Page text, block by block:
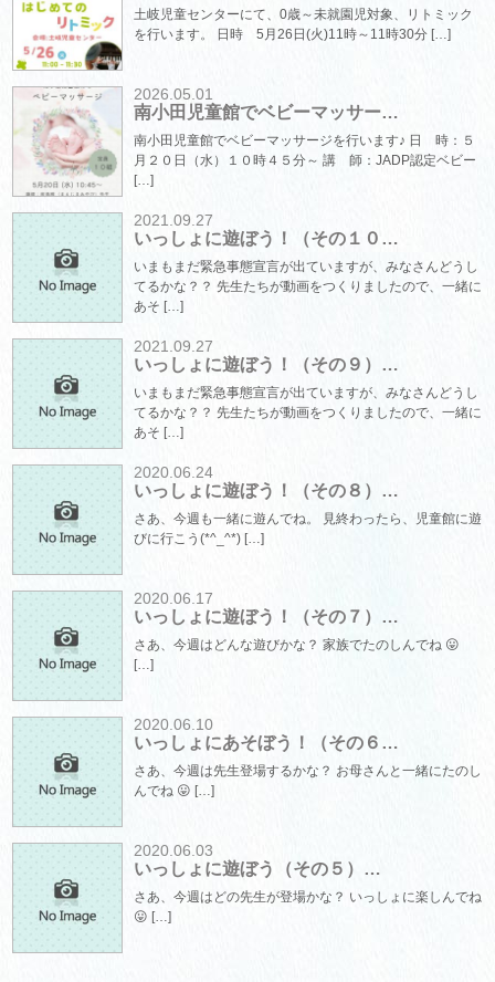
土岐児童センターにて、0歳～未就園児対象、リトミック
を行います。 日時 5月26日(火)11時～11時30分 […]
2026.05.01
南小田児童館でベビーマッサー…
南小田児童館でベビーマッサージを行います♪ 日 時：５
月２０日（水）１０時４５分～ 講 師：JADP認定ベビー
[…]
2021.09.27
いっしょに遊ぼう！（その１０…
いまもまだ緊急事態宣言が出ていますが、みなさんどうし
てるかな？？ 先生たちが動画をつくりましたので、一緒に
あそ […]
2021.09.27
いっしょに遊ぼう！（その９）…
いまもまだ緊急事態宣言が出ていますが、みなさんどうし
てるかな？？ 先生たちが動画をつくりましたので、一緒に
あそ […]
2020.06.24
いっしょに遊ぼう！（その８）…
さあ、今週も一緒に遊んでね。 見終わったら、児童館に遊
びに行こう(*^_^*) […]
2020.06.17
いっしょに遊ぼう！（その７）…
さあ、今週はどんな遊びかな？ 家族でたのしんでね 😛
[…]
2020.06.10
いっしょにあそぼう！（その６…
さあ、今週は先生登場するかな？ お母さんと一緒にたのし
んでね 😛 […]
2020.06.03
いっしょに遊ぼう（その５）…
さあ、今週はどの先生が登場かな？ いっしょに楽しんでね
😛 […]